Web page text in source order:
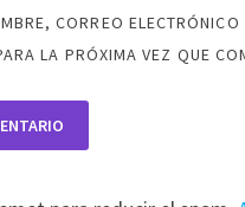
CORREO ELECTRÓNICO
LA PRÓXIMA VEZ QUE